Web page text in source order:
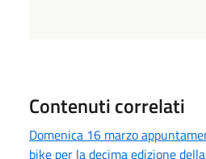
Contenuti correlati
Domenica 16 marzo
bike per la decima edizione